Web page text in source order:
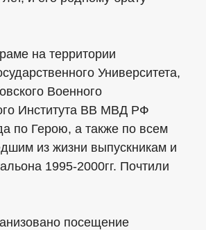
на территории
Университета,
Военного
Института ВВ МВД РФ
по Герою, а также по всем
из жизни выпускникам и
1995-2000гг. Почтили
посещение